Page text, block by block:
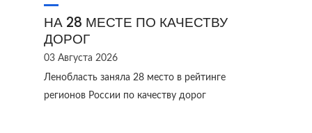
НА 28 МЕСТЕ ПО КАЧЕСТВУ
ДОРОГ
03 Августа 2026
Ленобласть заняла 28 место в рейтинге
регионов России по качеству дорог